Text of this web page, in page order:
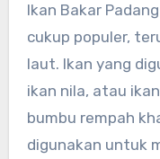
Ikan Bakar
cukup populer,
laut. Ikan yang
ikan nila, atau
bumbu rempah
digunakan untuk